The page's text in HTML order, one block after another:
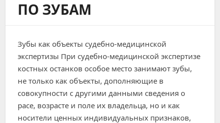
ПО ЗУБАМ
Зубы как объекты судебно-медицинской
экспертизы При судебно-медицинской экспертизе
костных останков особое место занимают зубы,
не только как объекты, дополняющие в
совокупности с другими данными сведения о
расе, возрасте и поле их владельца, но и как
носители ценных индивидуальных признаков,